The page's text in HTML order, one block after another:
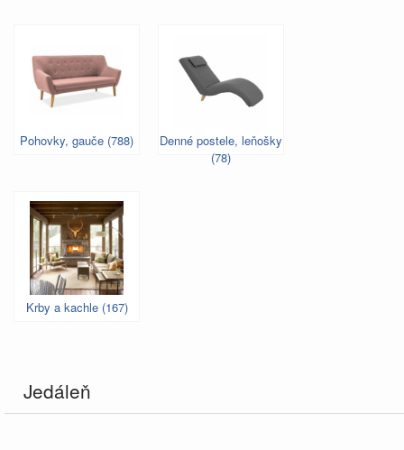
Pohovky, gauče (788)
Denné postele, leňošky
(78)
Krby a kachle (167)
Jedáleň